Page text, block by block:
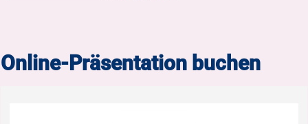
Online-Präsentation buchen